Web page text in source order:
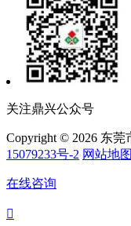
关注鼎兴公众号
Copyright © 2026 东
15079233号-2 网站地图
在线咨询
